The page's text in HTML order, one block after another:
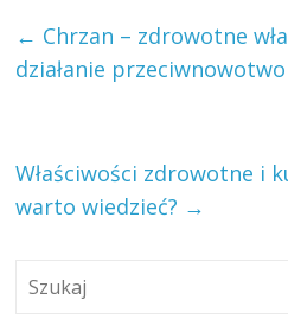
← Chrzan – zdrowotne
działanie
Właściwości zdrowotne i
warto wiedzieć? →